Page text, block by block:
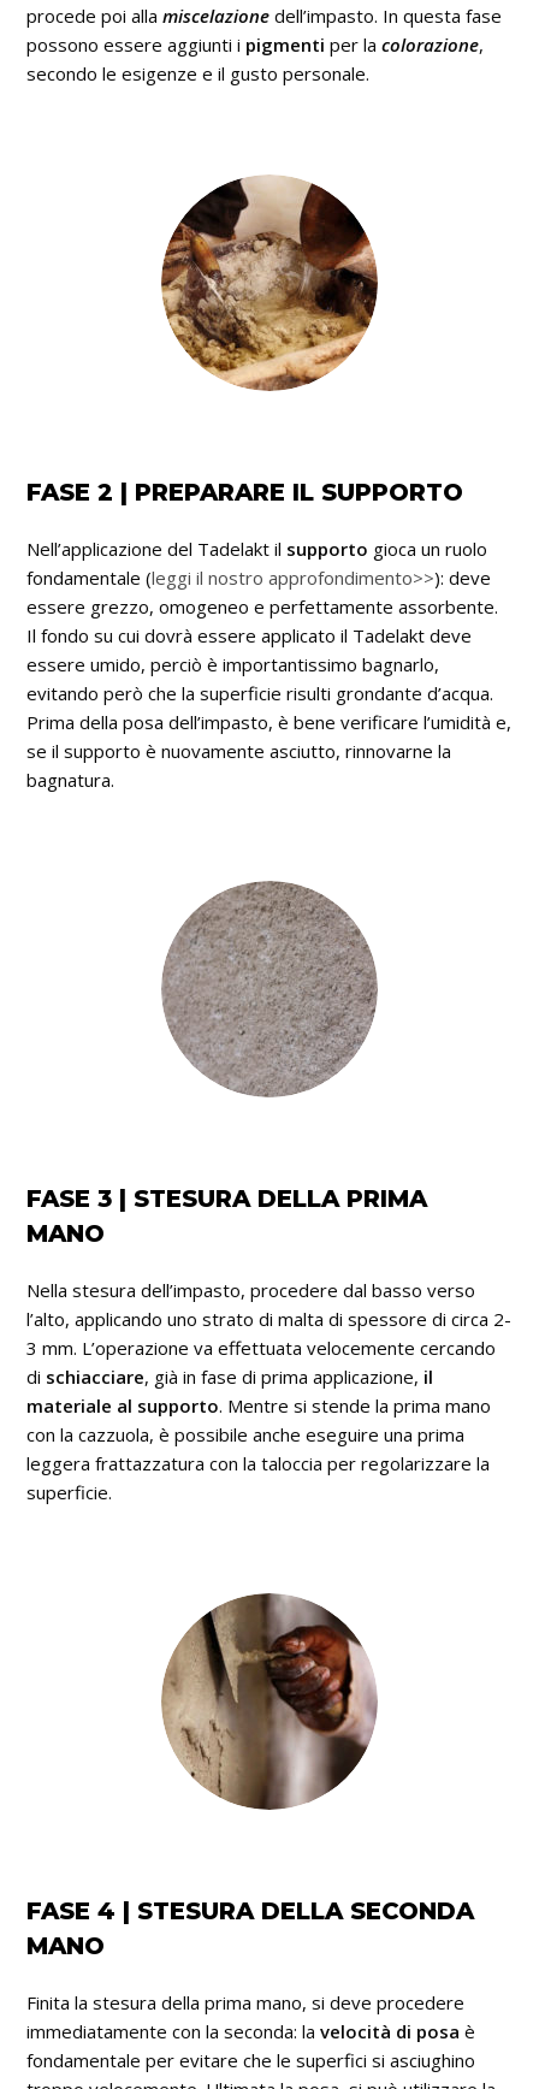
procede poi allamiscelazione dell’impasto. In questa fase
possono essere aggiunti i pigmentiper lacolorazione,
secondo le esigenze e il gusto personale.
FASE 2 | PREPARARE IL SUPPORTO
Nell’applicazione del Tadelakt il supporto gioca un ruolo
fondamentale (leggi il nostro approfondimento>>): deve
essere grezzo, omogeneo e perfettamente assorbente.
Il fondo su cui dovrà essere applicato il Tadelakt deve
essere umido, perciò è importantissimo bagnarlo,
evitando però che la superficie risulti grondante d’acqua.
Prima della posa dell’impasto, è bene verificare l’umidità e,
se il supporto è nuovamente asciutto, rinnovarne la
bagnatura.
FASE 3 | STESURA DELLA PRIMA
MANO
Nella stesura dell’impasto, procedere dal basso verso
l’alto, applicando uno strato di malta di spessore di circa 2-
3 mm. L’operazione va effettuata velocemente cercando
di schiacciare, già in fase di prima applicazione, il
materiale al supporto. Mentre si stende la prima mano
con la cazzuola, è possibile anche eseguire una prima
leggera frattazzatura con la taloccia per regolarizzare la
superficie.
FASE 4 | STESURA DELLA SECONDA
MANO
Finita la stesura della prima mano, si deve procedere
immediatamente con la seconda: lavelocità di posa è
fondamentale per evitare che le superfici si asciughino